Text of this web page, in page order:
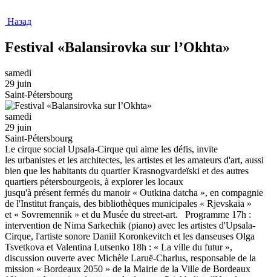
Назад
Festival «Balansirovka sur l’Okhta»
samedi
29 juin
Saint-Pétersbourg
samedi
29 juin
Saint-Pétersbourg
Le cirque social Upsala-Cirque qui aime les défis, invite
les urbanistes et les architectes, les artistes et les amateurs d'art, aussi
bien que les habitants du quartier Krasnogvardeïski et des autres
quartiers pétersbourgeois, à explorer les locaux
jusqu'à présent fermés du manoir « Outkina datcha », en compagnie
de l'Institut français, des bibliothèques municipales « Rjevskaïa »
et « Sovremennik » et du Musée du street-art. Programme 17h :
intervention de Nima Sarkechik (piano) avec les artistes d'Upsala-
Cirque, l'artiste sonore Daniil Koronkevitch et les danseuses Olga
Tsvetkova et Valentina Lutsenko 18h : « La ville du futur »,
discussion ouverte avec Michèle Laruë-Charlus, responsable de la
mission « Bordeaux 2050 » de la Mairie de la Ville de Bordeaux